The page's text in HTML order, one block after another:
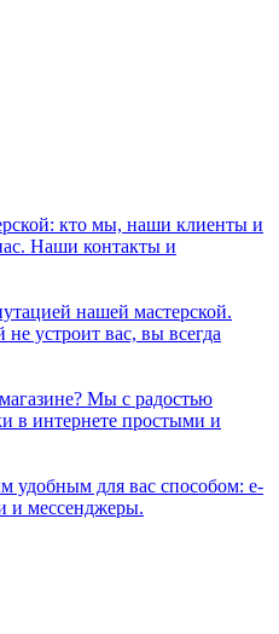
кто мы, наши клиенты и
Наши контакты и
нашей мастерской.
не устроит вас, вы всегда
Мы с радостью
в интернете простыми и
удобным для вас способом: e-
и мессенджеры.